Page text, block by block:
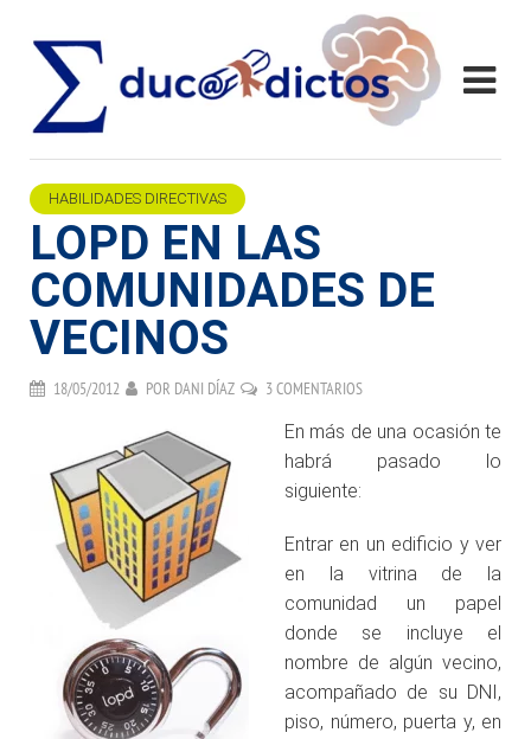
HABILIDADES DIRECTIVAS
LOPD EN LAS
COMUNIDADES DE
VECINOS
18/05/2012 POR DANI DÍAZ 3 COMENTARIOS
En más de una ocasión te
habrá pasado lo
siguiente:
Entrar en un edificio y ver
en la vitrina de la
comunidad un papel
donde se incluye el
nombre de algún vecino,
acompañado de su DNI,
piso, número, puerta y, en